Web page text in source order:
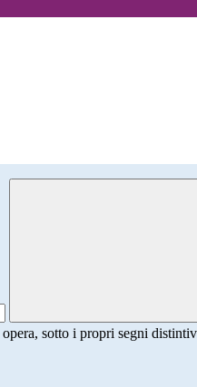
opera, sotto i propri segni